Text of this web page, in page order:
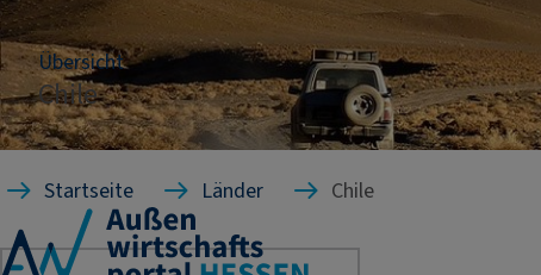
Übersicht
Chile
Startseite Länder Chile